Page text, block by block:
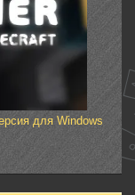
для Windows